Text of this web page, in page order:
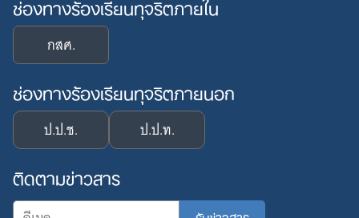
กสศ.
ช่องทางร้องเรียนทุจริตภายนอก
ป.ป.ช. ป.ป.ท.
ติดตามข่าวสาร